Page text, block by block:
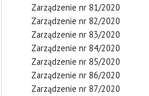
Zarządzenie nr 81/2020
Zarządzenie nr 82/2020
Zarządzenie nr 83/2020
Zarządzenie nr 84/2020
Zarządzenie nr 85/2020
Zarządzenie nr 86/2020
Zarządzenie nr 87/2020